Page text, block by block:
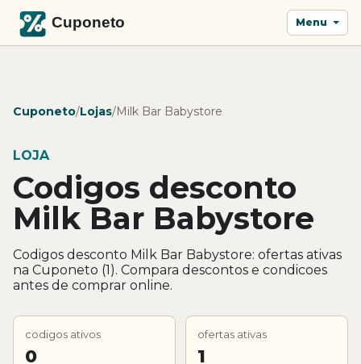
Menu
Cuponeto/Lojas/Milk Bar Babystore
LOJA
Codigos desconto
Milk Bar Babystore
Codigos desconto Milk Bar Babystore: ofertas ativas
na Cuponeto (1). Compara descontos e condicoes
antes de comprar online.
codigos ativos
0
ofertas ativas
1